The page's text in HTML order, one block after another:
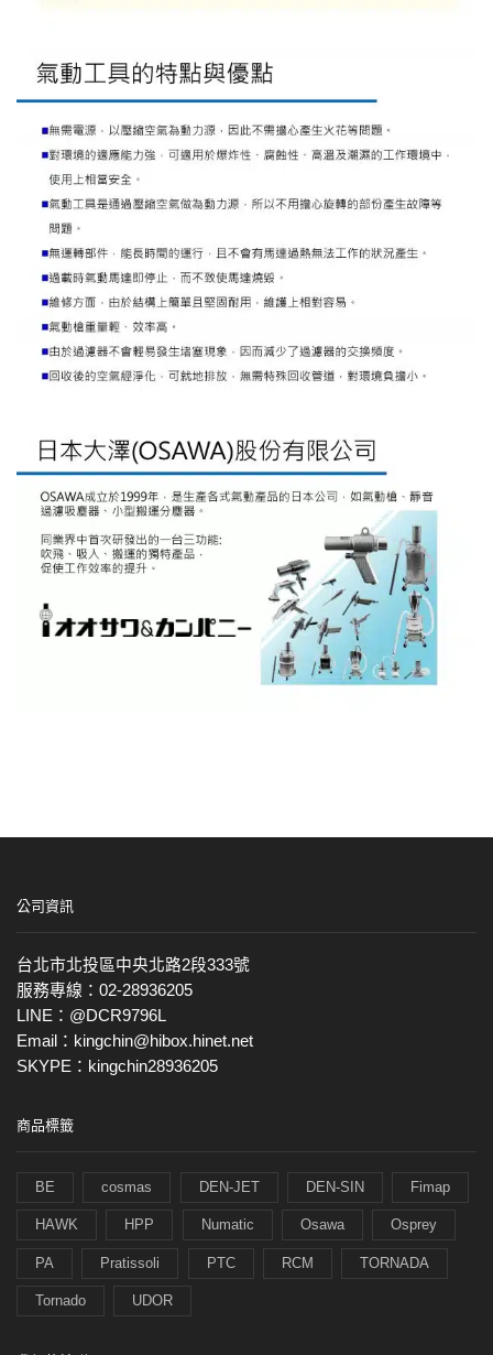
公司資訊
台北市北投區中央北路2段333號
服務專線：02-28936205
LINE：@DCR9796L
Email：kingchin@hibox.hinet.net
SKYPE：kingchin28936205
商品標籤
BE cosmas DEN-JET DEN-SIN Fimap
HAWK HPP Numatic Osawa Osprey
PA Pratissoli PTC RCM TORNADA
Tornado UDOR